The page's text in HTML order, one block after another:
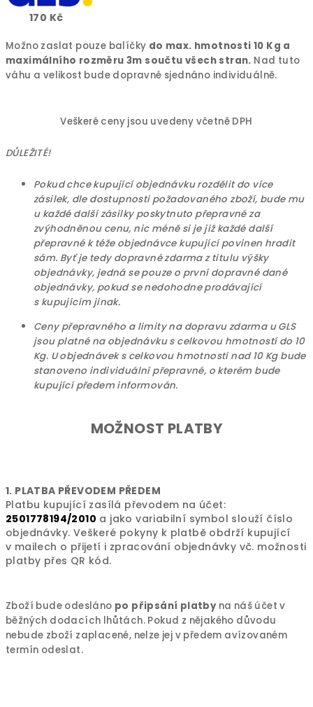
170 Kč
Možno zaslat pouze balíčky do max. hmotnosti 10 Kg a
maximálního rozměru 3m součtu všech stran. Nad tuto
váhu a velikost bude dopravné sjednáno individuálně.
Veškeré ceny jsou uvedeny včetně DPH
DŮLEŽITÉ!
Pokud chce kupující objednávku rozdělit do více
zásilek, dle dostupnosti požadovaného zboží, bude mu
u každé další zásilky poskytnuto přepravné za
zvýhodněnou cenu, nic méně si je již každé další
přepravné k téže objednávce kupující povinen hradit
sám. Byť je tedy dopravné zdarma z titulu výšky
objednávky, jedná se pouze o první dopravné dané
objednávky, pokud se nedohodne prodávající
s kupujícím jinak.
Ceny přepravného a limity na dopravu zdarma u GLS
jsou platné na objednávku s celkovou hmotností do 10
Kg. U objednávek s celkovou hmotností nad 10 Kg bude
stanoveno individuální přepravné, o kterém bude
kupující předem informován.
MOŽNOST PLATBY
1. PLATBA PŘEVODEM PŘEDEM
Platbu kupující zasílá převodem na účet:
2501778194/2010 a jako variabilní symbol slouží číslo
objednávky. Veškeré pokyny k platbě obdrží kupující
v mailech o přijetí i zpracování objednávky vč. možnosti
platby přes QR kód.
Zboží bude odesláno po připsání platbyna náš účet v
běžných dodacích lhůtách. Pokud z nějakého důvodu
nebude zboží zaplacené, nelze jej v předem avízovaném
termín odeslat.